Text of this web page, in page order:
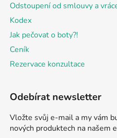
Odstoupení od smlouvy a
Kodex
Jak pečovat o boty?!
Ceník
Rezervace konzultace
Odebírat newsletter
Vložte svůj e-mail a my vám
nových produktech na našem